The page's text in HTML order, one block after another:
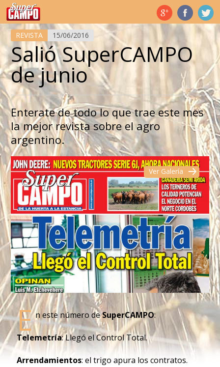
Temas de hoy
REVISTA 15/06/2016
Salió SuperCAMPO
de junio
Enterate de todo lo que trae este mes
la mejor revista sobre el agro
argentino.
Ver Galería
E n este número deSuperCAMPO:
Telemetría: Llegó el Control Total.
Arrendamientos: el trigo apura los contratos.